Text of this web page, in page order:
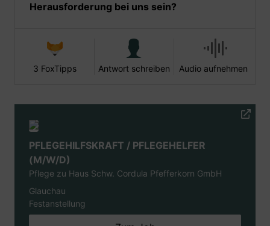
Herausforderung bei uns sein?
3 FoxTipps Antwort schreiben Audio aufnehmen
PFLEGEHILFSKRAFT / PFLEGEHELFER
(M/W/D)
Pflege zu Haus Schw. Cordula Pfefferkorn GmbH
Glauchau
Festanstellung